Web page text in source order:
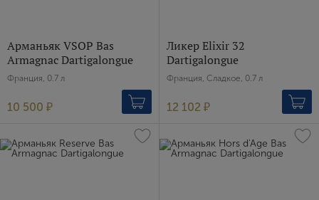
Арманьяк VSOP Bas
Armagnac Dartigalongue
Франция, 0.7 л
10 500 ₽
Ликер Elixir 32
Dartigalongue
Франция, Сладкое, 0.7 л
12 102 ₽